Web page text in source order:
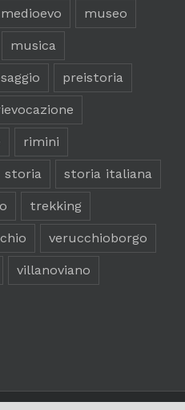
medioevo museo
musica
preistoria
rimini
storia storia italiana
trekking
verucchioborgo
villanoviano